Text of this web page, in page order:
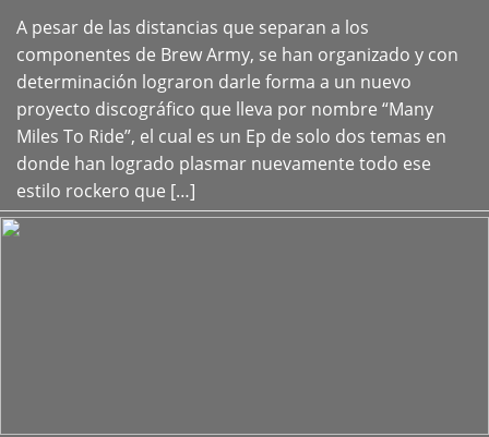
A pesar de las distancias que separan a los
componentes de Brew Army, se han organizado y con
determinación lograron darle forma a un nuevo
proyecto discográfico que lleva por nombre “Many
Miles To Ride”, el cual es un Ep de solo dos temas en
donde han logrado plasmar nuevamente todo ese
estilo rockero que […]
+